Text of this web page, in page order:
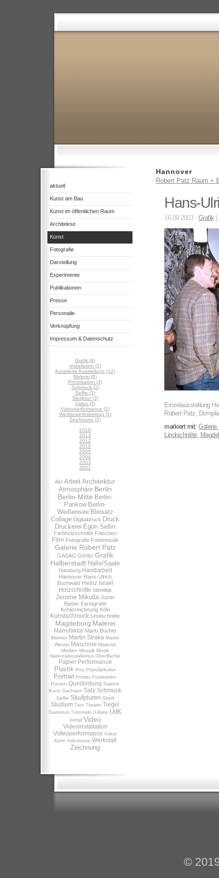
aktuell
Kunst am Bau
Kunst im öffentlichen Raum
Architektur
Kunst
Fotografie
Darstellung
Experimente
Publikationen
Presse
Personalie
Verknüpfung
Impressum & Datenschutz
Grafik (4)
Installation (2)
Kuratierte Ausstellung (12)
Malerei (9)
Provokation (3)
Schmuck (2)
Selfie (1)
Skulptur (3)
Video (3)
Videoperformance (2)
Wettbewerbsbeitrag (1)
Zeichnung (3)
2018
2013
2012
2010
2005
2004
2003
2001
Akt Arbeit Architektur
Atmosphäre Berlin
Berlin-Mitte Berlin-
Pankow Berlin-
Weißensee Bleisatz
Collage Digitaldruck Druck
Druckerei Egon Sellin
Farbholzschnitte Fälschen
Film Fotografie Fotomosaik
Galerie Robert Patz
GASAG Görlitz Grafik
Halberstadt Halle/Saale
Hamburg Handarbeit
Hannover Hans-Ulrich
Buchwald Heinz Israel
Holzschnitte Identität
Jerome Mikulla Justin
Bieber Kartografie
Kohlezeichnung Köln
Kunstschmuck Linolschnitte
Magdeburg Malerei
Manufaktur Marlu Bucher
Marmor Martin Straka Martin
Wetzel Maschine Material
Medien Mosaik Musik
Nationalsozialismus Oberfläche
Papier Performance
Plastik Pop Populärkultur
Portrait Poster Postkarten
Putzen Quedlinburg Sabine
Kunz Sachsen Satz Schmuck
Selfie Skulpturen Stadt
Studium Tanz Theater Tiegel
Tourismus Trommeln U-Bahn UdK
Verfall Video
Videoinstallation
Videoperformance Volker
Kiehn Volksbühne Werkstatt
Zeichnung
Hannover
Robert Patz Raum +
Hans-
16.09.2003 - Grafik
Einzelausstellung
Robert Patz,
markiert mit: Galerie
Linolschnitte,
©